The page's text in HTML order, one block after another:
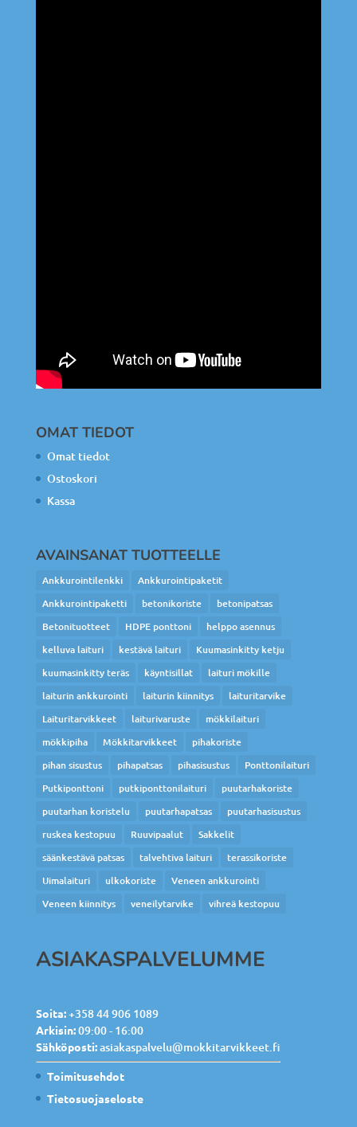
OMAT TIEDOT
Omat tiedot
Ostoskori
Kassa
AVAINSANAT TUOTTEELLE
Ankkurointilenkki
Ankkurointipaketit
Ankkurointipaketti
betonikoriste
betonipatsas
Betonituotteet
HDPE ponttoni
helppo asennus
kelluva laituri
kestävä laituri
Kuumasinkitty ketju
kuumasinkitty teräs
käyntisillat
laituri mökille
laiturin ankkurointi
laiturin kiinnitys
laituritarvike
Laituritarvikkeet
laiturivaruste
mökkilaituri
mökkipiha
Mökkitarvikkeet
pihakoriste
pihan sisustus
pihapatsas pihasisustus
Ponttonilaituri
Putkiponttoni
putkiponttonilaituri
puutarhakoriste
puutarhan koristelu
puutarhapatsas
puutarhasisustus
ruskea kestopuu
Ruuvipaalut
Sakkelit
säänkestävä patsas
talvehtiva laituri
terassikoriste
Uimalaituri
ulkokoriste
Veneen ankkurointi
Veneen kiinnitys
veneilytarvike vihreä kestopuu
ASIAKASPALVELUMME
Soita:+358 44 906 1089
Arkisin:09:00 - 16:00
Sähköposti:asiakaspalvelu@mokkitarvikkeet.fi
Toimitusehdot
Tietosuojaseloste